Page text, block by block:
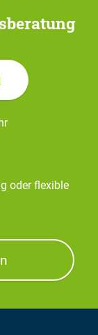
oder flexible